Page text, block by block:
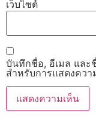
เว็บไซต์
บันทึกชื่อ, อีเมล และ
สำหรับการแสดงควา